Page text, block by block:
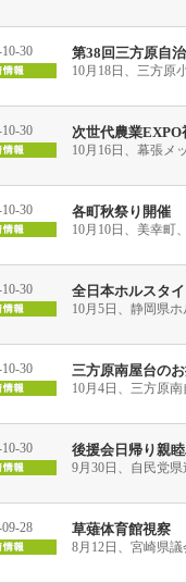
30 第38回三方原自
10月18日、三方原
30 次世代農業EXPO
10月16日、幕張メ
30 各町秋祭り開催
10月10日、美幸町
30 全日本ホルスタ
10月5日、静岡県
30 三方原南屋台の
10月4日、三方原
30 後援会日帰り親
9月30日、自民党
28 草薙体育館視察
8月12日、宮崎県